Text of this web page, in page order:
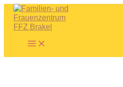
Zum
Inhalt
springen
Main